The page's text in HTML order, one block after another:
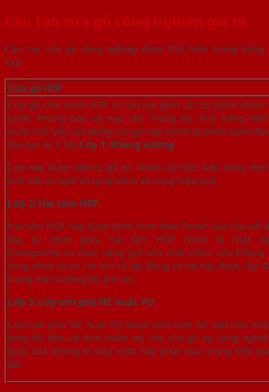
Cấu tạo cửa gỗ công nghiệp giá rẻ
Cấu tạo cửa gỗ công nghiệp được thể hiện trong bảng
sau:
Cửa gỗ HDF
Cửa gỗ chịu nước HDF có cấu tạo gồm các bộ phận chính
cánh, khung bao và nẹp chỉ. Trong đó, khả năng
nước chủ yếu của dòng của gỗ này chính là phần cánh
cấu tạo từ 3 lớp:Lớp 1: Khung xương
Lớp này được làm từ gỗ tự nhiên, sở hữu khả năng
mối mọt, co ngót và cong vênh vô cùng hiệu quả.
Lớp 2: Hai tấm HDF
Hai tấm HDF này được định hình theo Panel của cửa với
dày từ 3mm. giữa hai tấm HDF chính là chất
Honeycomb có chức năng giữ cửa chắc chắn, cửa không
cong vênh và co rút khi có tác động cơ học hay được lắp
trong môi trường độ ẩm cao.
Lớp 3: Lớp sơn phủ NC hoặc PU
Lớp sơn phủ NC hoặc PU được phủ trên bề mặt cửa
tăng độ bền và tính thẩm mỹ cho cửa gỗ ép công
giúp cửa không bị trầy xước hay phai màu trong thời
dài.